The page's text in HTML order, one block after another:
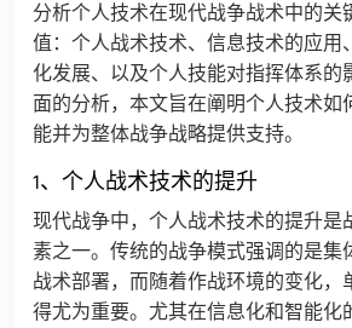
分析个人技术在现代战争战术中的关
值：个人战术技术、信息技术的应用
化发展、以及个人技能对指挥体系的
面的分析，本文旨在阐明个人技术如
能并为整体战争战略提供支持。
1、个人战术技术的提升
现代战争中，个人战术技术的提升是
素之一。传统的战争模式强调的是集
战术部署，而随着作战环境的变化，
得尤为重要。尤其在信息化和智能化